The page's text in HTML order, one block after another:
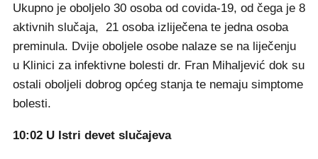
Ukupno je oboljelo 30 osoba od covida-19, od čega je 8
aktivnih slučaja, 21 osoba izliječena te jedna osoba
preminula. Dvije oboljele osobe nalaze se na liječenju
u Klinici za infektivne bolesti dr. Fran Mihaljević dok su
ostali oboljeli dobrog općeg stanja te nemaju simptome
bolesti.
10:02 U Istri devet slučajeva